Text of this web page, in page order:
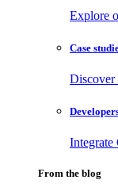
Explore
Case
Discover
From the blog